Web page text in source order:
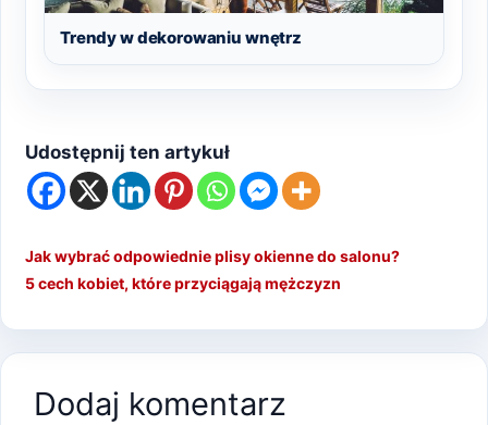
Trendy w dekorowaniu wnętrz
Udostępnij ten artykuł
Jak wybrać odpowiednie plisy okienne do salonu?
5 cech kobiet, które przyciągają mężczyzn
Dodaj komentarz